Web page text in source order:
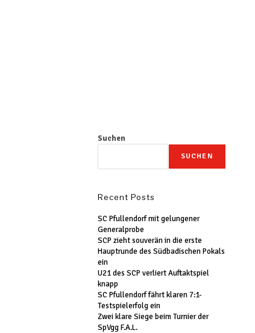
Suchen
SUCHEN
Recent Posts
SC Pfullendorf mit gelungener
Generalprobe
SCP zieht souverän in die erste
Hauptrunde des Südbadischen Pokals
ein
U21 des SCP verliert Auftaktspiel
knapp
SC Pfullendorf fährt klaren 7:1-
Testspielerfolg ein
Zwei klare Siege beim Turnier der
SpVgg F.A.L.